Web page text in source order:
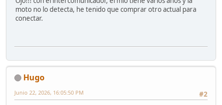
moto no lo detecta, he tenido que comprar otro actual para
conectar.
Hugo
#2
Junio 22, 2026, 16:05:50 PM